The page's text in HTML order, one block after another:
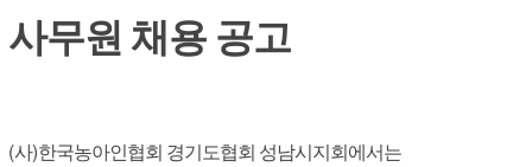
사무원 채용 공고
(사)한국농아인협회 경기도협회 성남시지회에서는